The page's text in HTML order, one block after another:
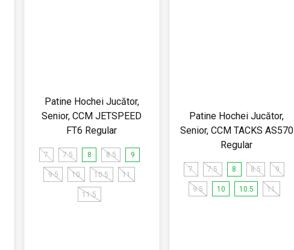
Patine Hochei Jucător,
Senior, CCM JETSPEED
FT6 Regular
7 7.5 8 8.5 9
9.5 10 10.5 11
11.5
Patine Hochei Jucător,
Senior, CCM TACKS AS570
Regular
7 7.5 8 8.5 9
9.5 10 10.5 11